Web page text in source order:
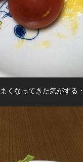
くなってきた気がする